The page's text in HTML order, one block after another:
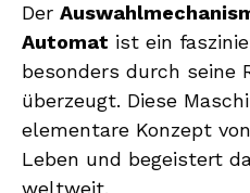
Der
Automat ist ein
besonders durch seine
überzeugt. Diese
elementare Konzept
Leben und begeistert
weltweit.